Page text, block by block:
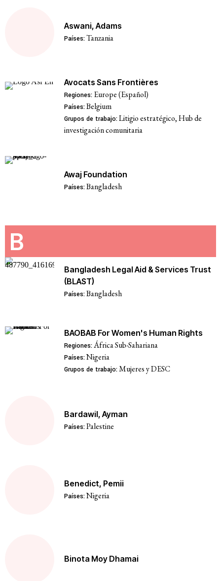
Aswani, Adams
Países:Tanzania
Avocats Sans Frontières
Regiones: Europe (Español)
Países:Belgium
Grupos de trabajo:Litigio estratégico, Hub de
investigación comunitaria
Awaj Foundation
Países:Bangladesh
B
Bangladesh Legal Aid & Services Trust
(BLAST)
Países:Bangladesh
BAOBAB For Women's Human Rights
Regiones:África Sub-Sahariana
Países:Nigeria
Grupos de trabajo:Mujeres y DESC
Bardawil, Ayman
Países:Palestine
Benedict, Pemii
Países:Nigeria
Binota Moy Dhamai